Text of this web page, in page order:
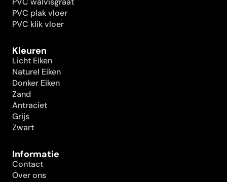
PVC plak vloer
PVC klik vloer
Kleuren
Licht Eiken
Naturel Eiken
Donker Eiken
Zand
Antraciet
Grijs
Zwart
Informatie
Contact
Over ons